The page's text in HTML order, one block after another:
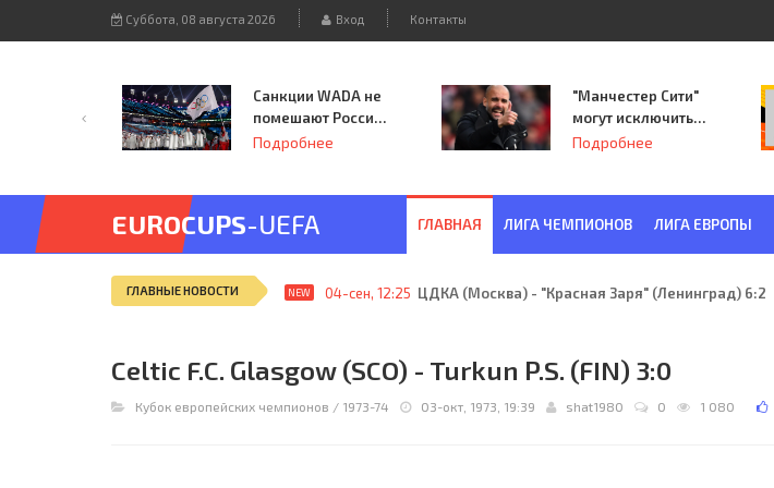
Суббота, 08 августа 2026 Вход Контакты
Санкции WADA не
помешают России
принять
Подробнее
"Манчестер Сити"
могут исключить
из Лиги
Подробнее
EUROCUPS-UEFA ГЛАВНАЯ ЛИГА ЧЕМПИОНОВ ЛИГА ЕВРОПЫ
ГЛАВНЫЕ НОВОСТИ NEW 04-сен, 12:25 ЦДКА (Москва) - "Красная Заря" (Ленинград) 6:2
Celtic F.C. Glasgow (SCO) - Turkun P.S. (FIN) 3:0
Кубок европейских чемпионов / 1973-74 03-окт, 1973, 19:39 shat1980 0 1 080